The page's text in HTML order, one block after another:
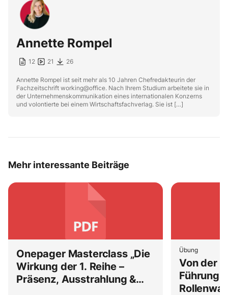
Annette Rompel
12 21 26
Annette Rompel ist seit mehr als 10 Jahren Chefredakteurin der
Fachzeitschrift working@office. Nach Ihrem Studium arbeitete sie in
der Unternehmenskommunikation eines internationalen Konzerns
und volontierte bei einem Wirtschaftsfachverlag. Sie ist […]
Mehr interessante Beiträge
Onepager Masterclass „Die
Wirkung der 1. Reihe –
Präsenz, Ausstrahlung &
Übung
Von der